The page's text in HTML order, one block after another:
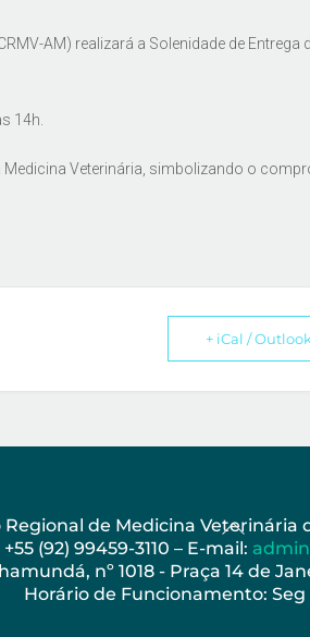
AM) realizará a Solenidade de Entrega
14h.
Veterinária, simbolizando o
+ iCal /
Back
To
Top
de Medicina Veterinária
(92) 99459-3110 – E-mail:
nº 1018 - Praça 14 de
Horário de Funcionamento: Seg